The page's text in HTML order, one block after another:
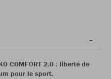
COMFORT 2.0 : liberté de
pour le sport.